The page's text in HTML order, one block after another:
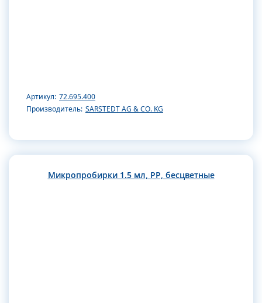
Артикул: 72.695.400
Производитель: SARSTEDT AG & CO. KG
Микропробирки 1.5 мл, РР, бесцветные